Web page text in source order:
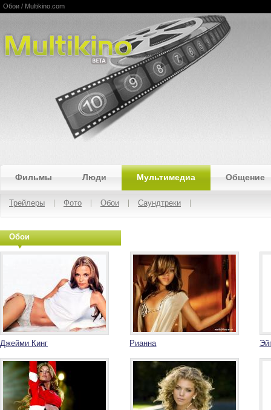
Multikino
Обои / Multikino.com
Фильмы Люди Мультимедиа Общение
Трейлеры Фото Обои Саундтреки
Обои
Джейми Кинг Рианна